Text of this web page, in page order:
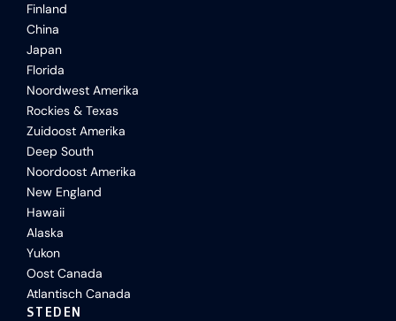
Finland
China
Japan
Florida
Noordwest Amerika
Rockies & Texas
Zuidoost Amerika
Deep South
Noordoost Amerika
New England
Hawaii
Alaska
Yukon
Oost Canada
Atlantisch Canada
STEDEN